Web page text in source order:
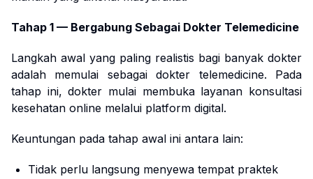
Tahap 1 — Bergabung Sebagai Dokter Telemedicine
Langkah awal yang paling realistis bagi banyak dokter
adalah memulai sebagai dokter telemedicine. Pada
tahap ini, dokter mulai membuka layanan konsultasi
kesehatan online melalui platform digital.
Keuntungan pada tahap awal ini antara lain:
Tidak perlu langsung menyewa tempat praktek